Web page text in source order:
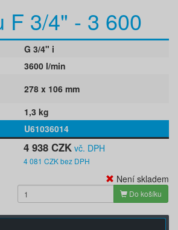
F 3/4" - 3 600
G 3/4" i
3600 l/min
278 x 106 mm
1,3 kg
U61036014
4 938 CZK vč. DPH
4 081 CZK bez DPH
Není skladem
Do košíku